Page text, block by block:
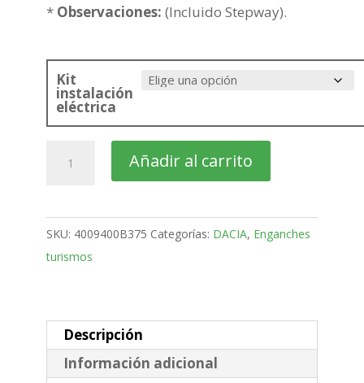
* Observaciones: (Incluido Stepway).
Kit
instalación
eléctrica
Sandero
Puertas
Bola
fija
cantidad
Añadir al carrito
SKU: 4009400B375 Categorías: DACIA, Enganches
turismos
Descripción
Información adicional